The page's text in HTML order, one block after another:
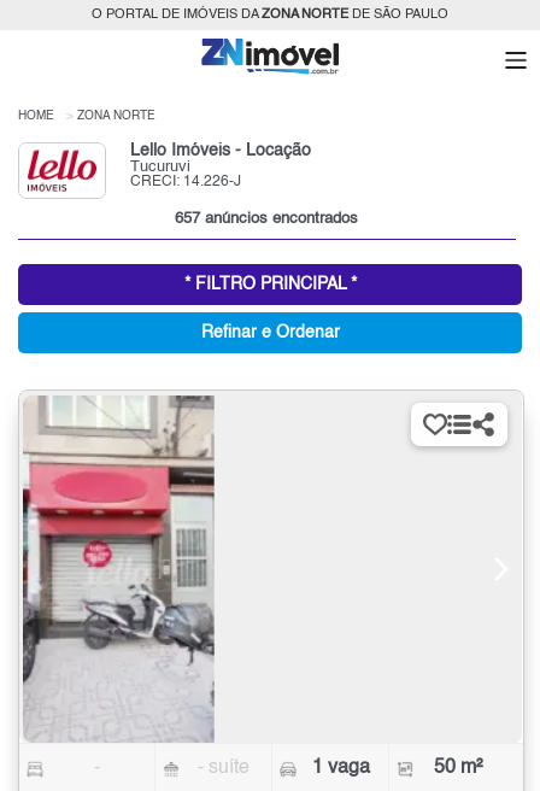
O PORTAL DE IMÓVEIS DAZONA NORTEDE SÃO PAULO
HOME ZONA NORTE
Lello Imóveis - Locação
Tucuruvi
CRECI: 14.226-J
657 anúncios encontrados
* FILTRO PRINCIPAL *
Refinar e Ordenar
- - suíte 1 vaga 50 m²